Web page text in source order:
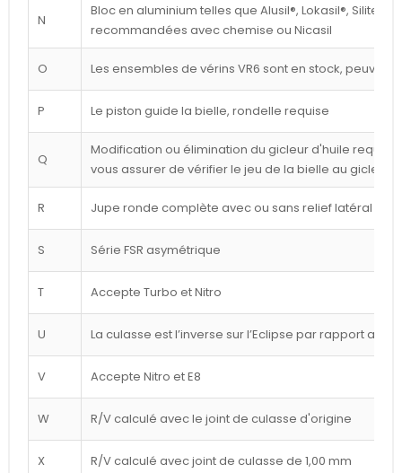
N
Bloc en aluminium telles que Alusil®, Lokasil®, Silitec®,
recommandées avec chemise ou Nicasil
O Les ensembles de vérins VR6 sont en stock, peuvent
P Le piston guide la bielle, rondelle requise
Q
Modification ou élimination du gicleur d'huile
vous assurer de vérifier le jeu de la bielle au gicleur
R Jupe ronde complète avec ou sans relief latéral
S Série FSR asymétrique
T Accepte Turbo et Nitro
U La culasse est l’inverse sur l’Eclipse par rapport au
V Accepte Nitro et E8
W R/V calculé avec le joint de culasse d'origine
X R/V calculé avec joint de culasse de 1,00 mm